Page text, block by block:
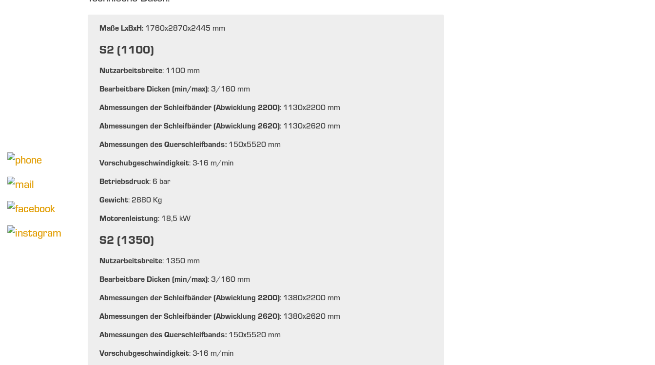
Maße LxBxH: 1760x2870x2445 mm
S2 (1100)
Nutzarbeitsbreite: 1100 mm
Bearbeitbare Dicken (min/max): 3/160 mm
Abmessungen der Schleifbänder (Abwicklung 2200): 1130x2200 mm
Abmessungen der Schleifbänder (Abwicklung 2620): 1130x2620 mm
Abmessungen des Querschleifbands: 150x5520 mm
Vorschubgeschwindigkeit: 3-16 m/min
Betriebsdruck: 6 bar
Gewicht: 2880 Kg
Motorenleistung: 18,5 kW
S2 (1350)
Nutzarbeitsbreite: 1350 mm
Bearbeitbare Dicken (min/max): 3/160 mm
Abmessungen der Schleifbänder (Abwicklung 2200): 1380x2200 mm
Abmessungen der Schleifbänder (Abwicklung 2620): 1380x2620 mm
Abmessungen des Querschleifbands: 150x5520 mm
Vorschubgeschwindigkeit: 3-16 m/min